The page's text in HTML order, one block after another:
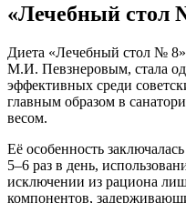
«Лечебный стол
Диета «Лечебный стол №
М.И. Певзнеровым, стала
эффективных среди
главным образом в
весом.
Её особенность
5–6 раз в день,
исключении из рациона
компонентов,